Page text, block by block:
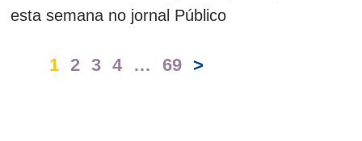
esta semana no jornal Público
1 2 3 4 … 69 >